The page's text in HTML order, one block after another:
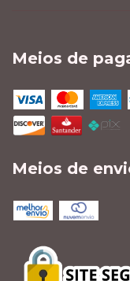
Meios de
Meios de